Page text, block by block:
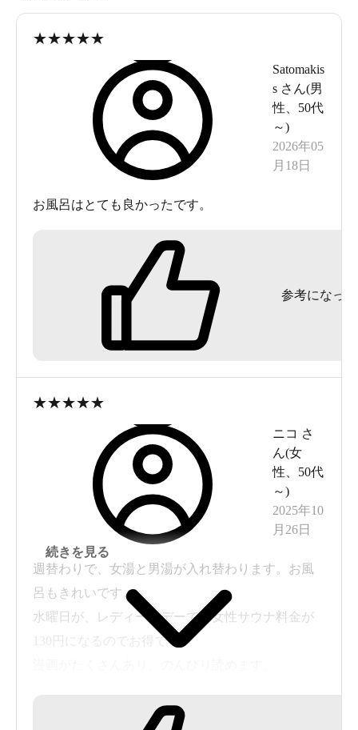
JR立川駅北口歩行者デッキ（ペデストリアンデッキ）を
エスカレーターを降りて、大きな通りをそのまままっす
★★★★★
Satomakis
s さん(男
性
50代
～)
2026年05
月18日
お風呂はとても良かったです。
参考になった
★★★★★
ニコ さ
ん(女
性
50代
～)
2025年10
月26日
週替わりで、女湯と男湯が入れ替わります。お風
呂もきれいです。
水曜日が、レディースデーで、女性サウナ料金が
130円になるのでお得です。
リーム、ソフトドリンクが楽しめます。
続きを見る